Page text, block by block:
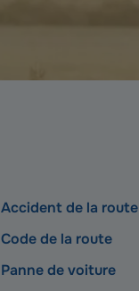
Accident de la route
Code de la route
Panne de voiture